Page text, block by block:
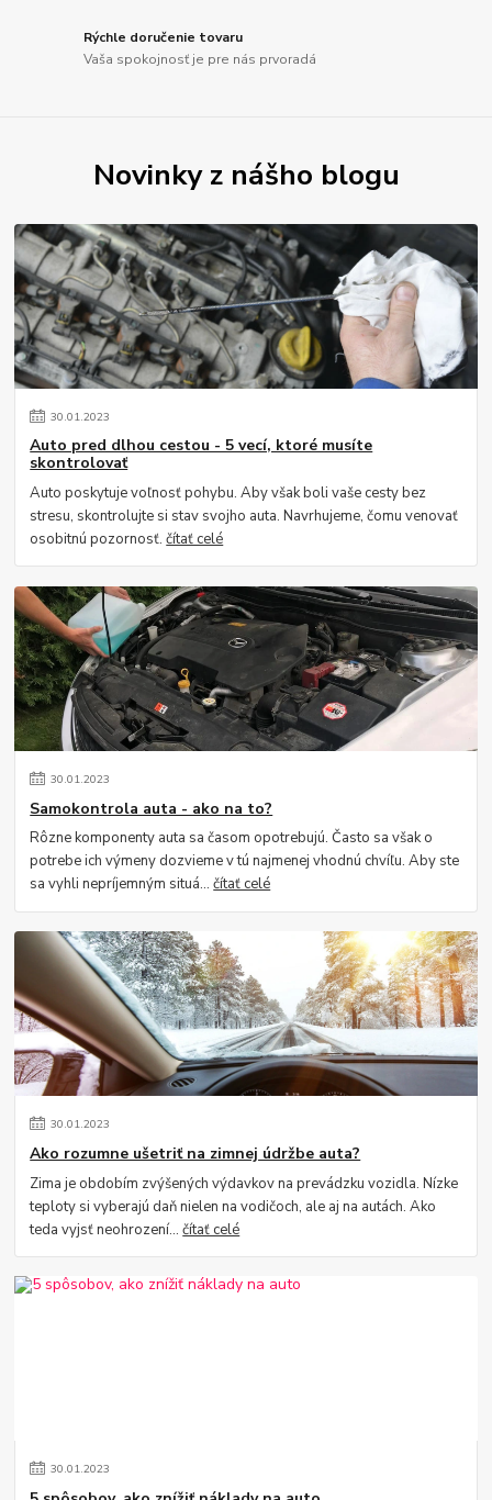
Rýchle doručenie tovaru
Vaša spokojnosť je pre nás prvoradá
Novinky z nášho blogu
30.01.2023
Auto pred dlhou cestou - 5 vecí, ktoré musíte
skontrolovať
Auto poskytuje voľnosť pohybu. Aby však boli vaše cesty bez
stresu, skontrolujte si stav svojho auta. Navrhujeme, čomu venovať
osobitnú pozornosť.čítať celé
30.01.2023
Samokontrola auta - ako na to?
Rôzne komponenty auta sa časom opotrebujú. Často sa však o
potrebe ich výmeny dozvieme v tú najmenej vhodnú chvíľu. Aby ste
sa vyhli nepríjemným situá...čítať celé
30.01.2023
Ako rozumne ušetriť na zimnej údržbe auta?
Zima je obdobím zvýšených výdavkov na prevádzku vozidla. Nízke
teploty si vyberajú daň nielen na vodičoch, ale aj na autách. Ako
teda vyjsť neohrození...čítať celé
30.01.2023